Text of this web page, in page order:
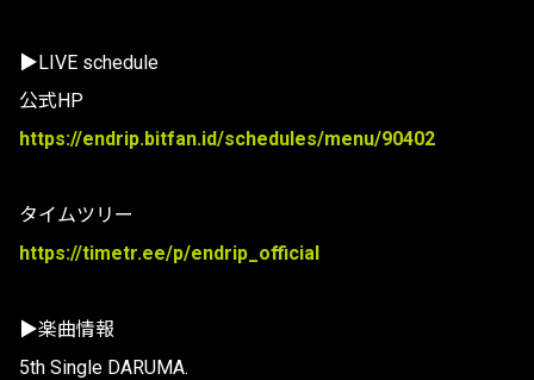
▶LIVE schedule
公式HP
https://endrip.bitfan.id/schedules/menu/90402
タイムツリー
https://timetr.ee/p/endrip_official
▶楽曲情報
5th Single DARUMA.